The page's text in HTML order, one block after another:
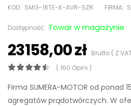
KOD: SMG-16TE-K-AVR-SZR FIRMA:
Dostępność: Towar w magazynie
23158,00 złBrutto ( Z
( 160 Opini )
Firma SUMERA-MOTOR od
agregatów prądotwórczych. W